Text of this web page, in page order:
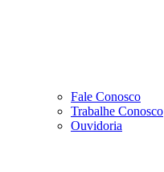
Fale Conosco
Trabalhe Conosco
Ouvidoria